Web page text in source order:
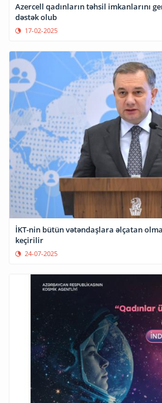
Azercell qadınların təhsil imkanlarını
dəstək olub
17-02-2025
İKT-nin bütün vətəndaşlara əlçatan
keçirilir
24-07-2025